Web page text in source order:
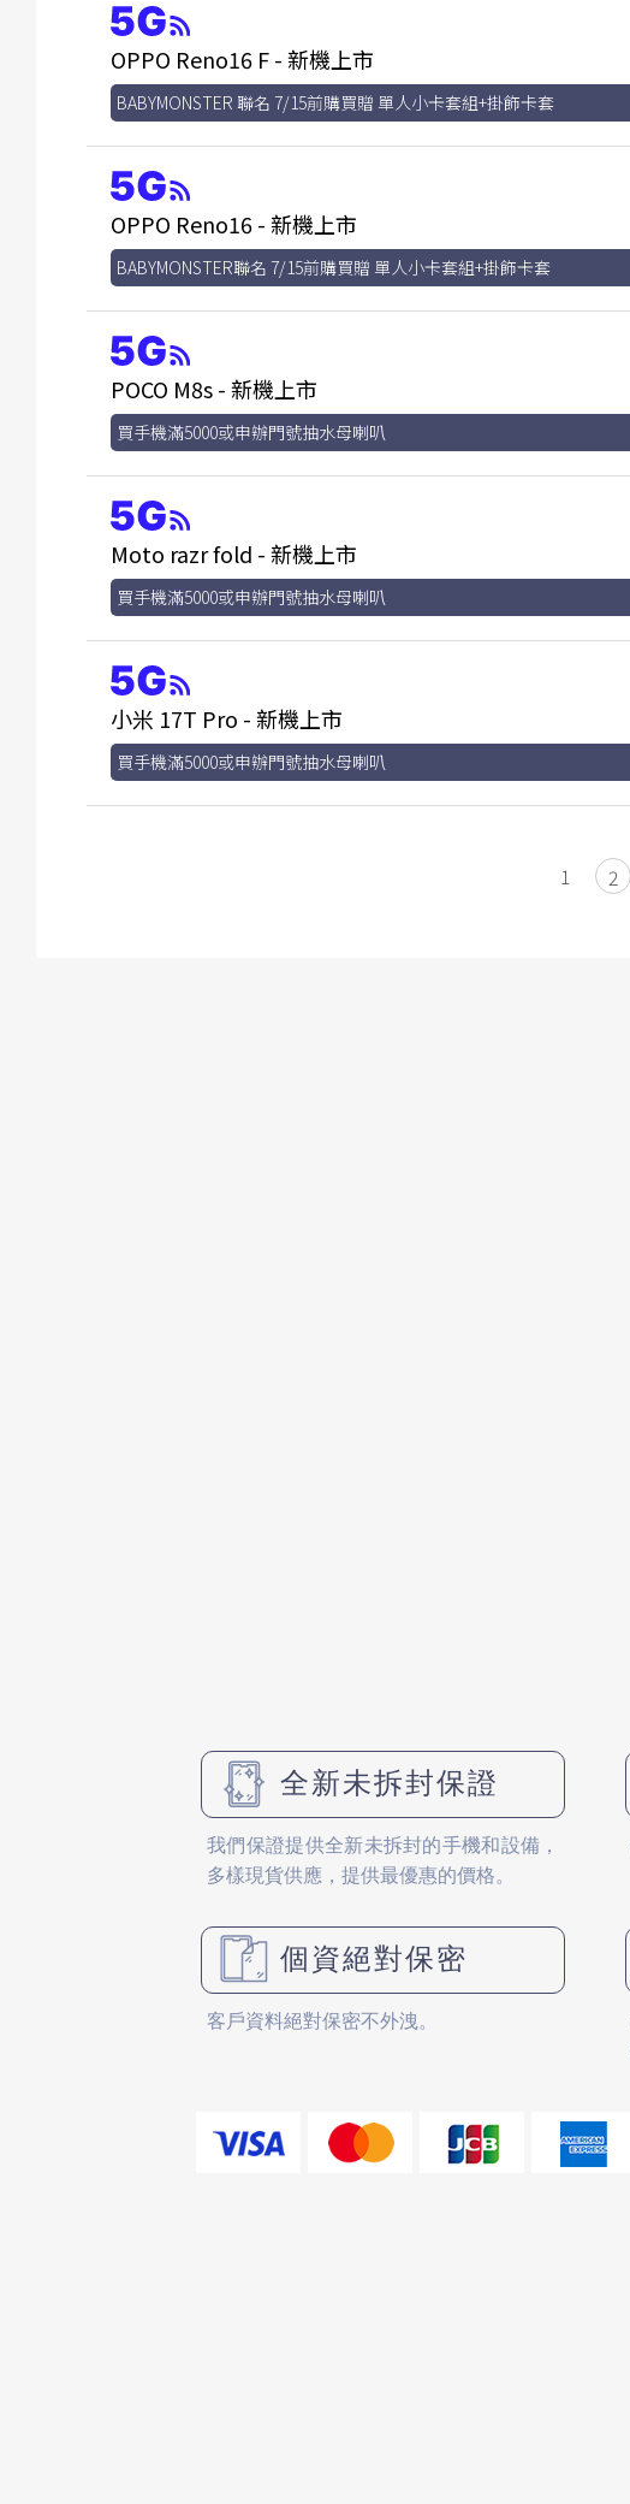
OPPO Reno16 F - 新機上市
BABYMONSTER 聯名 7/15前購買贈 單人小卡套組+掛飾卡套
OPPO Reno16 - 新機上市
BABYMONSTER聯名 7/15前購買贈 單人小卡套組+掛飾卡套
POCO M8s - 新機上市
買手機滿5000或申辦門號抽水母喇叭
Moto razr fold - 新機上市
買手機滿5000或申辦門號抽水母喇叭
小米 17T Pro - 新機上市
買手機滿5000或申辦門號抽水母喇叭
1 2
全新未拆封保證
我們保證提供全新未拆封的手機和設備，
多樣現貨供應，提供最優惠的價格。
個資絕對保密
客戶資料絕對保密不外洩。